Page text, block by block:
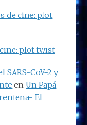
de cine: plot
plot twist
SARS-CoV-2 y
enUn Papá
El